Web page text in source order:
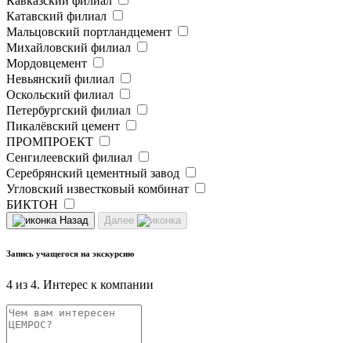
Катавский филиал
Мальцовский портландцемент
Михайловский филиал
Мордовцемент
Невьянский филиал
Оскольский филиал
Петербургский филиал
Пикалёвский цемент
ПРОМПРОЕКТ
Сенгилеевский филиал
Серебрянский цементный завод
Угловский известковый комбинат
БИКТОН
Назад Далее
Запись учащегося на экскурсию
4 из 4. Интерес к компании